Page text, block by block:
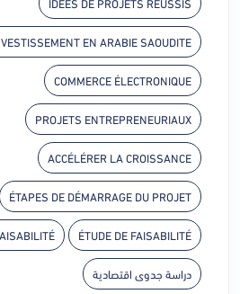
EN ARABIE SAOUDITE
COMMERCE ÉLECTRONIQUE
PROJETS ENTREPRENEURIAUX
ACCÉLÉRER LA CROISSANCE
ÉTAPES DE DÉMARRAGE DU PROJET
ÉTUDE DE FAISABILITÉ
دراسة جدوى اقتصادية